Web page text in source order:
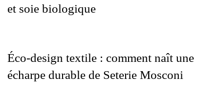
et soie biologique
Éco‑design textile : comment naît une
écharpe durable de Seterie Mosconi